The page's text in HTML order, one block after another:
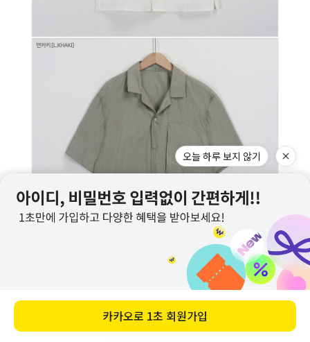
오늘 하루 보지 않기
카카오로 1초 회원가입